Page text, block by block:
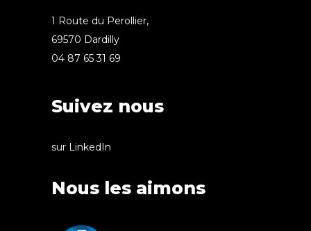
1 Route du Perollier,
69570 Dardilly
04 87 65 31 69
Suivez nous
sur LinkedIn
Nous les aimons